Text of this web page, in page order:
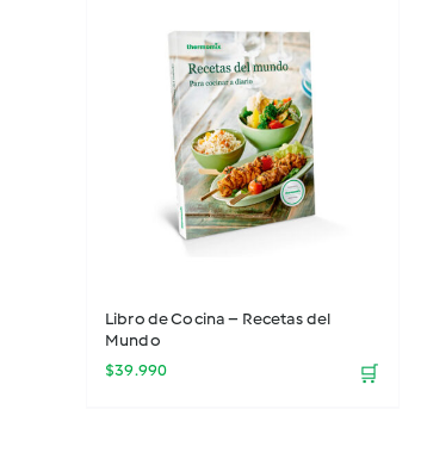
Libro de Cocina – Recetas del
Mundo
$39.990 🛒